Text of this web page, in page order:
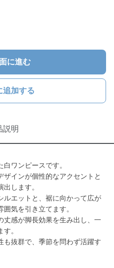
に進む
追加する
説明
ワンピースです。
インが個性的なアクセントと
します。
ルエットと、裾に向かって広が
気を引き立てます。
丈感が脚長効果を生み出し、一
。
も抜群で、季節を問わず活躍す